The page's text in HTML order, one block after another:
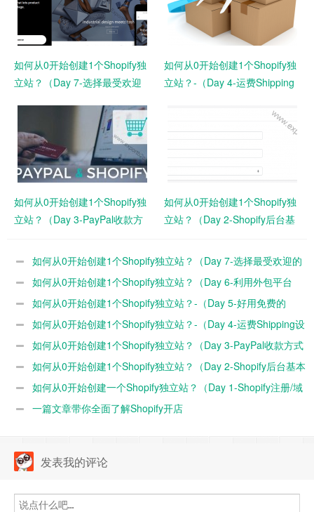
如何从0开始创建1个Shopify独
立站？（Day 7-选择最受欢迎
如何从0开始创建1个Shopify独
立站？-（Day 4-运费Shipping
如何从0开始创建1个Shopify独
立站？（Day 3-PayPal收款方
如何从0开始创建1个Shopify独
立站？（Day 2-Shopify后台基
如何从0开始创建1个Shopify独立站？（Day 7-选择最受欢迎的
官方免费主题模板Dawn）
如何从0开始创建1个Shopify独立站？（Day 6-利用外包平台
Fiverr设计品牌Logo）
如何从0开始创建1个Shopify独立站？-（Day 5-好用免费的
Zoho企业邮箱注册教程）
如何从0开始创建1个Shopify独立站？-（Day 4-运费Shipping设
置）如何从0开始创建1个Shopify独立站？（Day 3-PayPal收款方式
的设置）
如何从0开始创建1个Shopify独立站？（Day 2-Shopify后台基本
设置）如何从0开始创建一个Shopify独立站？（Day 1-Shopify注册/域
名购买/解析绑定）
一篇文章带你全面了解Shopify开店
发表我的评论